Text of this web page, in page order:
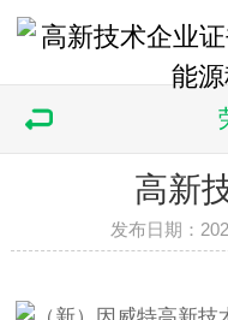
高新
发布日期：